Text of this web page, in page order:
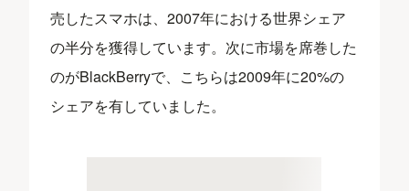
売したスマホは、2007年における世界シェア
の半分を獲得しています。次に市場を席巻した
のがBlackBerryで、こちらは2009年に20%の
シェアを有していました。